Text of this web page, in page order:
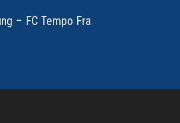
– FC Tempo Fra